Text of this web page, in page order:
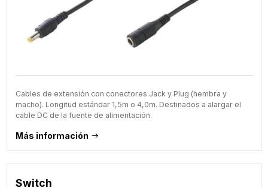
Cables de extensión con conectores Jack y Plug (hembra y
macho). Longitud estándar 1,5m o 4,0m. Destinados a alargar el
cable DC de la fuente de alimentación.
Más información
Switch